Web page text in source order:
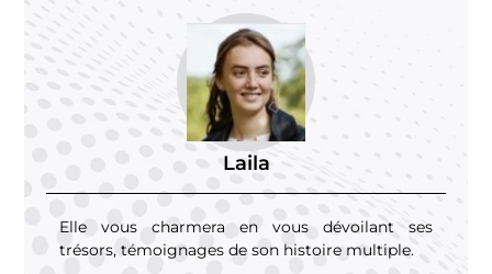
Laila
Elle vous charmera en vous dévoilant ses
trésors, témoignages de son histoire multiple.